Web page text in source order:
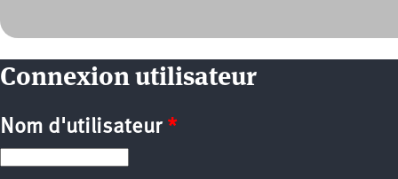
Connexion utilisateur
Nom d'utilisateur *